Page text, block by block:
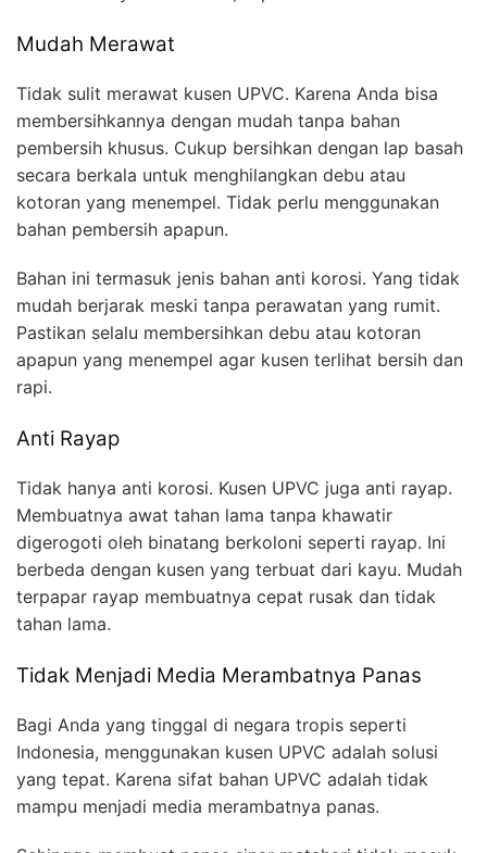
Mudah Merawat
Tidak sulit merawat kusen UPVC. Karena Anda bisa
membersihkannya dengan mudah tanpa bahan
pembersih khusus. Cukup bersihkan dengan lap basah
secara berkala untuk menghilangkan debu atau
kotoran yang menempel. Tidak perlu menggunakan
bahan pembersih apapun.
Bahan ini termasuk jenis bahan anti korosi. Yang tidak
mudah berjarak meski tanpa perawatan yang rumit.
Pastikan selalu membersihkan debu atau kotoran
apapun yang menempel agar kusen terlihat bersih dan
rapi.
Anti Rayap
Tidak hanya anti korosi. Kusen UPVC juga anti rayap.
Membuatnya awat tahan lama tanpa khawatir
digerogoti oleh binatang berkoloni seperti rayap. Ini
berbeda dengan kusen yang terbuat dari kayu. Mudah
terpapar rayap membuatnya cepat rusak dan tidak
tahan lama.
Tidak Menjadi Media Merambatnya Panas
Bagi Anda yang tinggal di negara tropis seperti
Indonesia, menggunakan kusen UPVC adalah solusi
yang tepat. Karena sifat bahan UPVC adalah tidak
mampu menjadi media merambatnya panas.